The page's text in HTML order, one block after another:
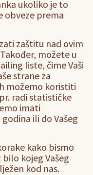
ukoliko je to
obveze prema
zaštitu nad ovim
možete u
liste, čime Vaši
strane za
možemo koristiti
radi statističke
imati
ili do Vašeg
kako bismo
kojeg Vašeg
kod nas.